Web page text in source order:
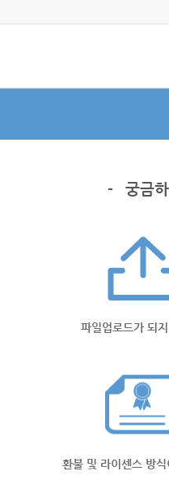
- 궁금
파일업로드가 되
환불 및 라이센스 방식